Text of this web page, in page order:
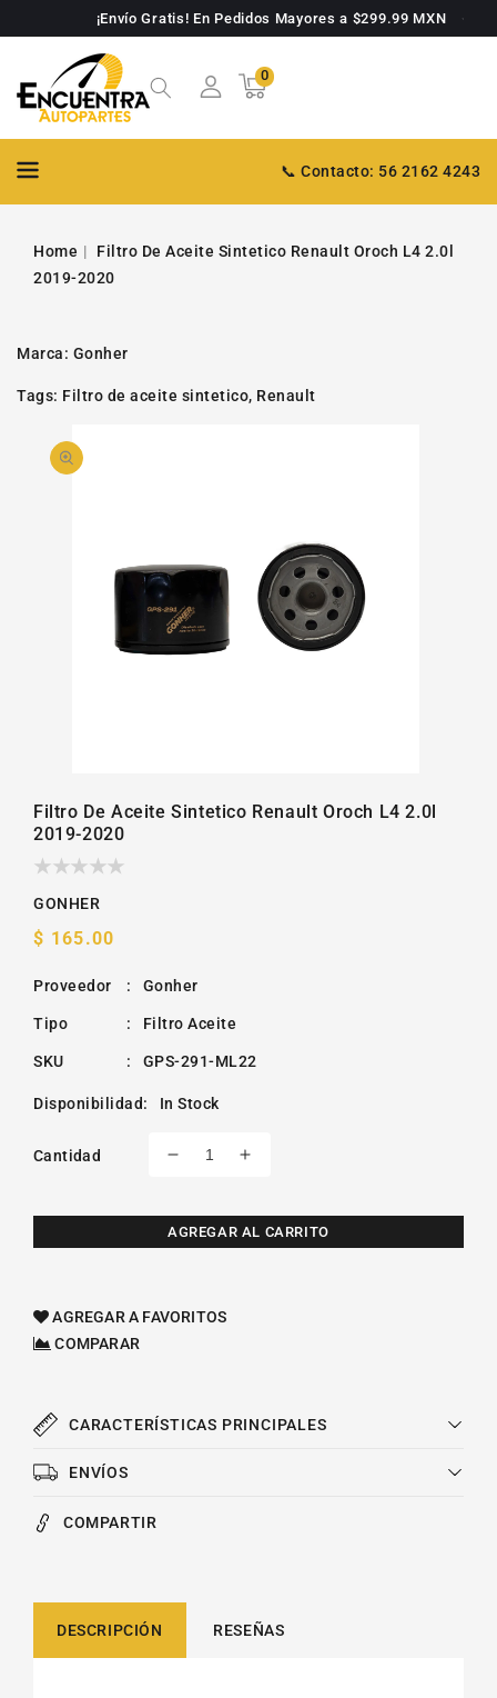
¡Envío Gratis! En Pedidos Mayores a $299.99 MXN
Carrito
00
artículos
📞 Contacto: 56 2162 4243
Home
Filtro De Aceite Sintetico Renault Oroch L4 2.0l
2019-2020
Marca: Gonher
Tags: Filtro de aceite sintetico, Renault
Filtro De Aceite Sintetico Renault Oroch L4 2.0l
2019-2020
GONHER
Precio
$ 165.00
Proveedor : Gonher
Tipo : Filtro Aceite
SKU : GPS-291-ML22
Disponibilidad: In Stock
Cantidad
Reducir
para
Filtro
Renault
2019-
Aumentar
para
Filtro
2019-
AGREGAR AL CARRITO
AGREGAR A FAVORITOS
COMPARAR
CARACTERÍSTICAS PRINCIPALES
ENVÍOS
COMPARTIR
DESCRIPCIÓN RESEÑAS